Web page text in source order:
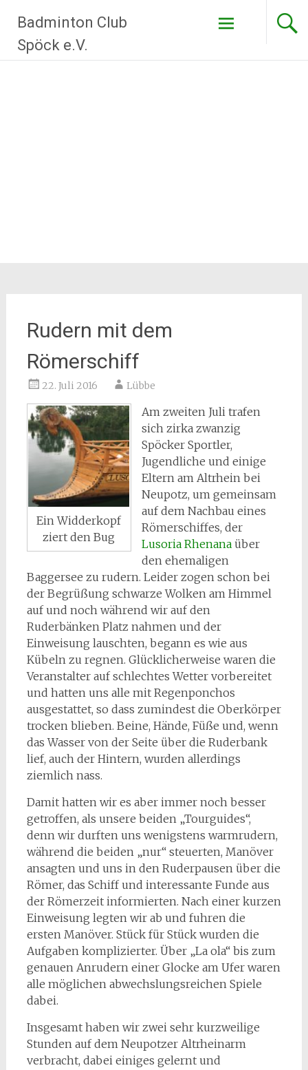
Inhalt
springen
Badminton Club
Spöck e.V.
Rudern mit dem
Römerschiff
22. Juli 2016 Lübbe
Ein Widderkopf
ziert den Bug
Am zweiten Juli trafen
sich zirka zwanzig
Spöcker Sportler,
Jugendliche und einige
Eltern am Altrhein bei
Neupotz, um gemeinsam
auf dem Nachbau eines
Römerschiffes, der
Lusoria Rhenanaüber
den ehemaligen
Baggersee zu rudern. Leider zogen schon bei
der Begrüßung schwarze Wolken am Himmel
auf und noch während wir auf den
Ruderbänken Platz nahmen und der
Einweisung lauschten, begann es wie aus
Kübeln zu regnen. Glücklicherweise waren die
Veranstalter auf schlechtes Wetter vorbereitet
und hatten uns alle mit Regenponchos
ausgestattet, so dass zumindest die Oberkörper
trocken blieben. Beine, Hände, Füße und, wenn
das Wasser von der Seite über die Ruderbank
lief, auch der Hintern, wurden allerdings
ziemlich nass.
Damit hatten wir es aber immer noch besser
getroffen, als unsere beiden „Tourguides“,
denn wir durften uns wenigstens warmrudern,
während die beiden „nur“ steuerten, Manöver
ansagten und uns in den Ruderpausen über die
Römer, das Schiff und interessante Funde aus
der Römerzeit informierten. Nach einer kurzen
Einweisung legten wir ab und fuhren die
ersten Manöver. Stück für Stück wurden die
Aufgaben komplizierter. Über „La ola“ bis zum
genauen Anrudern einer Glocke am Ufer waren
alle möglichen abwechslungsreichen Spiele
dabei.
Insgesamt haben wir zwei sehr kurzweilige
Stunden auf dem Neupotzer Altrheinarm
verbracht, dabei einiges gelernt und